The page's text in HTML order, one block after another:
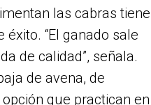
las cabras tiene
“El ganado sale
de calidad”, señala.
de avena, de
que practican en